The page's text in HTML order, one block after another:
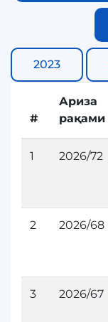
2023
#
Ариза
рақами
1 2026/72
2 2026/68
3 2026/67